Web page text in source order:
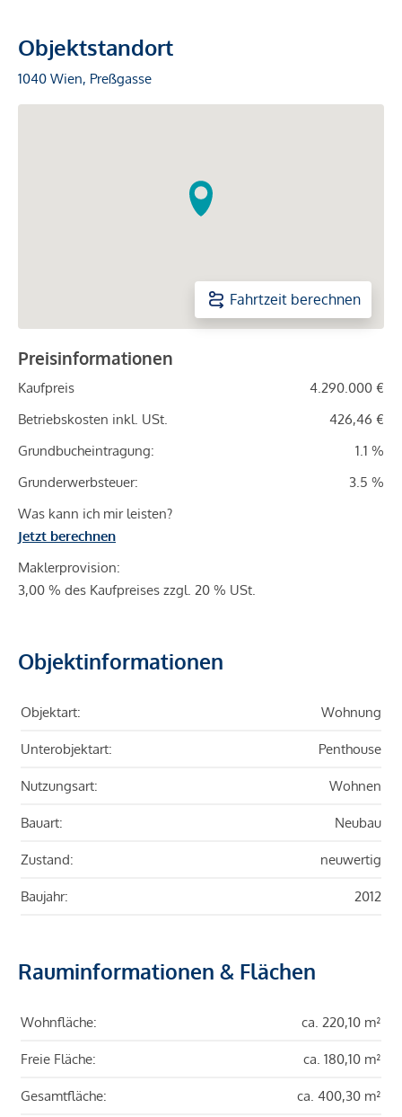
Objektstandort
1040 Wien, Preßgasse
Fahrtzeit berechnen
Preisinformationen
Kaufpreis
4.290.000 €
Betriebskosten inkl. USt.
426,46 €
Grundbucheintragung:
1.1 %
Grunderwerbsteuer:
3.5 %
Was kann ich mir leisten?
Jetzt berechnen
Maklerprovision:
3,00 % des Kaufpreises zzgl. 20 % USt.
Objektinformationen
Objektart: Wohnung
Unterobjektart: Penthouse
Nutzungsart: Wohnen
Bauart: Neubau
Zustand: neuwertig
Baujahr: 2012
Rauminformationen & Flächen
Wohnfläche: ca. 220,10 m²
Freie Fläche: ca. 180,10 m²
Gesamtfläche: ca. 400,30 m²